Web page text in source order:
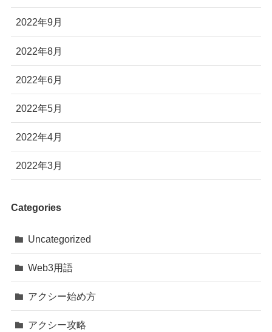
2022年9月
2022年8月
2022年6月
2022年5月
2022年4月
2022年3月
Categories
Uncategorized
Web3用語
アクシー始め方
アクシー攻略